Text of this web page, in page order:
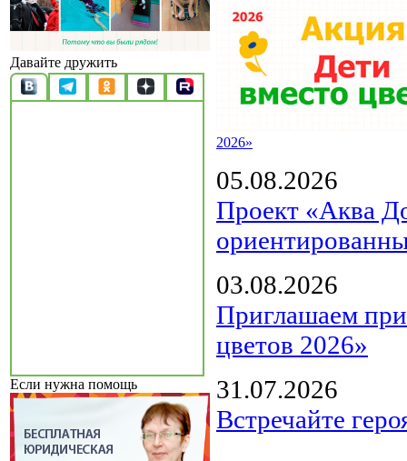
Давайте дружить
Если нужна помощь
2026»
05.08.2026
Проект «Аква
03.08.2026
Приглашаем
цветов 2026»
31.07.2026
Встречайте